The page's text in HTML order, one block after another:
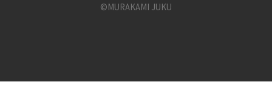
©MURAKAMI JUKU